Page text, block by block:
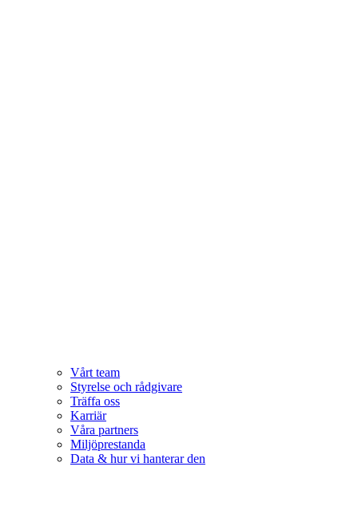
Vårt team
Styrelse och rådgivare
Träffa oss
Karriär
Våra partners
Miljöprestanda
Data & hur vi hanterar den